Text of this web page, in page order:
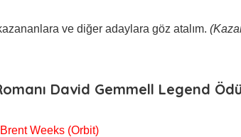
ve diğer adaylara göz atalım.
David Gemmell Legend
Weeks (Orbit)